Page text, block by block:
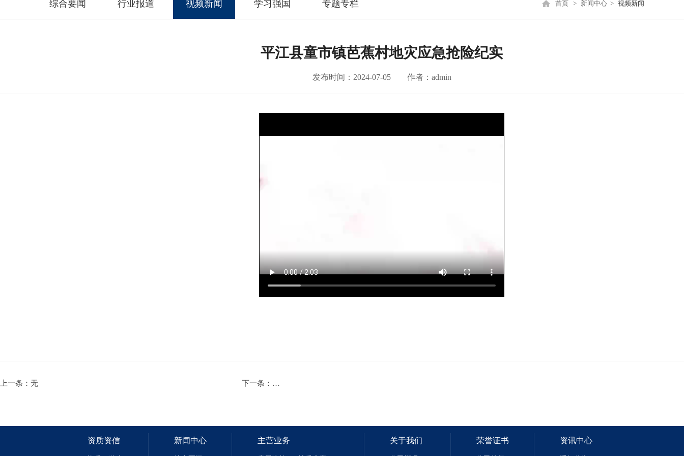
综合要闻 行业报道 视频新闻 学习强国 专题专栏 首页 > 新闻中心 > 视频新闻
平江县童市镇芭蕉村地灾应急抢险纪实
发布时间：2024-07-05 作者：admin
上一条：无 下一条：
颜春岭生活垃圾填埋场环境治理和生态修复垂直阻隔工程（一标段）
资质资信 新闻中心 主营业务 关于我们 荣誉证书 资讯中心